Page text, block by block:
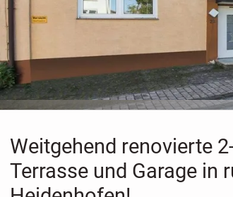
Weitgehend renovierte
Terrasse und Garage in